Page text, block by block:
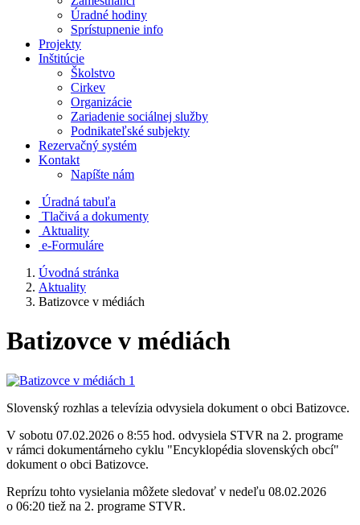
Úradné hodiny
Sprístupnenie info
Projekty
Inštitúcie
Školstvo
Cirkev
Organizácie
Zariadenie sociálnej služby
Podnikateľské subjekty
Rezervačný systém
Kontakt
Napíšte nám
Úradná tabuľa
Tlačivá a dokumenty
Aktuality
e-Formuláre
Úvodná stránka
Aktuality
Batizovce v médiách
Batizovce v médiách
Slovenský rozhlas a televízia odvysiela dokument o obci Batizovce.
V sobotu 07.02.2026 o 8:55 hod. odvysiela STVR na 2. programe
v rámci dokumentárneho cyklu "Encyklopédia slovenských obcí"
dokument o obci Batizovce.
Reprízu tohto vysielania môžete sledovať v nedeľu 08.02.2026
o 06:20 tiež na 2. programe STVR.